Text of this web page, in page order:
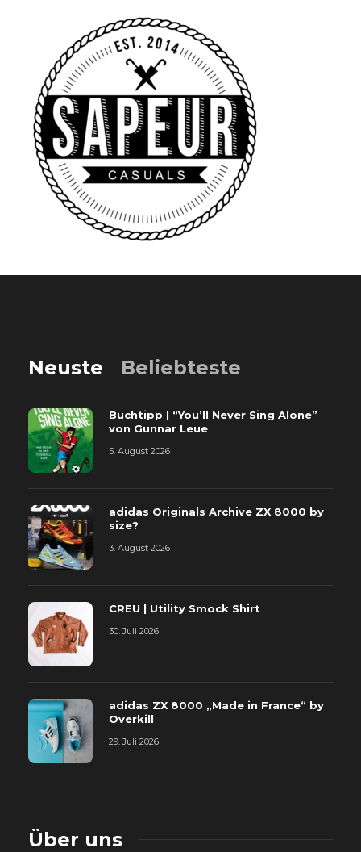
Neuste Beliebteste
Buchtipp | “You’ll Never Sing Alone”
von Gunnar Leue
5. August 2026
adidas Originals Archive ZX 8000 by
size?
3. August 2026
CREU | Utility Smock Shirt
30. Juli 2026
adidas ZX 8000 „Made in France“ by
Overkill
29. Juli 2026
Über uns